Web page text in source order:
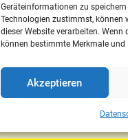
Geräteinformationen zu
Technologien zustimmst, können
dieser Website verarbeiten.
können bestimmte Merkmale
Akzeptieren